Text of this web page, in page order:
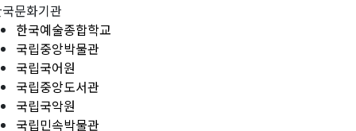
문화기관
한국예술종합학교
국립중앙박물관
국립국어원
국립중앙도서관
국립국악원
국립민속박물관